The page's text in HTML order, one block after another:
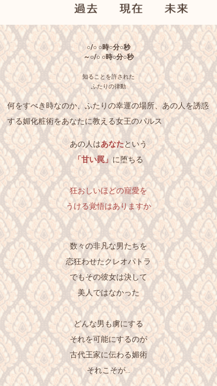
○/○ ○時○分○秒
～○/○ ○時○分○秒
知ることを許された
ふたりの律動
何をすべき時なのか、ふたりの幸運の場所、あの人を誘惑
する媚化粧術をあなたに教える女王のパルス
あの人はあなたという
「甘い罠」に堕ちる
狂おしいほどの寵愛を
うける覚悟はありますか
数々の非凡な男たちを
恋狂わせたクレオパトラ
でもその彼女は決して
美人ではなかった
どんな男も虜にする
それを可能にするのが
古代王家に伝わる媚術
それこそが…